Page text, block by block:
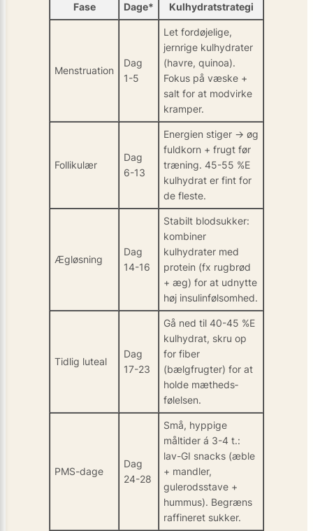
Fase Dage* Kulhydratstrategi
Menstruation
Dag
1-5
Let fordøjelige,
jernrige kulhydrater
(havre, quinoa).
Fokus på væske +
salt for at modvirke
kramper.
Follikulær
Dag
6-13
Energien stiger → øg
fuldkorn + frugt før
træning. 45-55 %E
kulhydrat er fint for
de fleste.
Ægløsning
Dag
14-16
Stabilt blodsukker:
kombiner
kulhydrater med
protein (fx rugbrød
+ æg) for at udnytte
høj insulinfølsomhed.
Tidlig luteal
Dag
17-23
Gå ned til 40-45 %E
kulhydrat, skru op
for fiber
(bælgfrugter) for at
holde mætheds­
følelsen.
PMS-dage
Dag
24-28
Små, hyppige
måltider á 3-4 t.:
lav-GI snacks (æble
+ mandler,
gulerodsstave +
hummus). Begræns
raffineret sukker.